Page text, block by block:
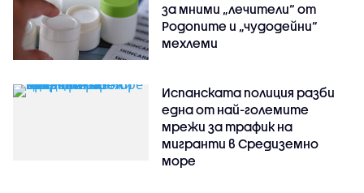
за мними „лечители“ от
Родопите и „чудодейни“
мехлеми
Испанската полиция разби
една от най-големите
мрежи за трафик на
мигранти в Средиземно
море